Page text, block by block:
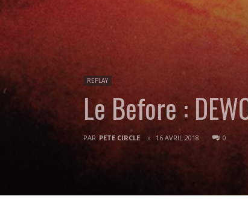
REPLAY
Le Before :
PAR PETE CIRCLE 16 AVRIL 2018 0